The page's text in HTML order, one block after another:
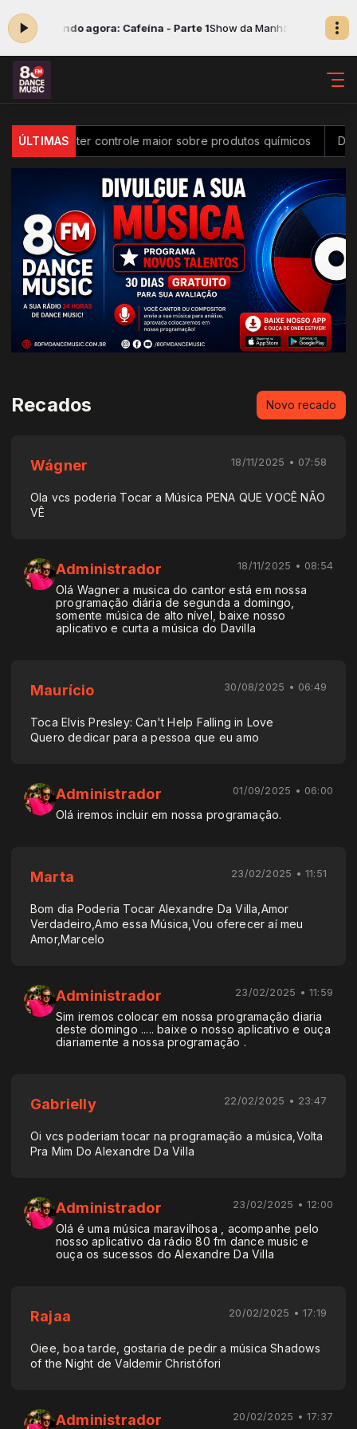
agora: Cafeína - Parte 1 Show da Manhã das 07:00 às 10:00
ÚLTIMAS
controle maior sobre produtos químicos Diversidade na
Recados Novo recado
Wágner 18/11/2025 • 07:58
Ola vcs poderia Tocar a Música PENA QUE VOCÊ NÃO
VÊ
Administrador 18/11/2025 • 08:54
Olá Wagner a musica do cantor está em nossa
programação diária de segunda a domingo,
somente música de alto nível, baixe nosso
aplicativo e curta a música do Davilla
Maurício 30/08/2025 • 06:49
Toca Elvis Presley: Can't Help Falling in Love
Quero dedicar para a pessoa que eu amo
Administrador 01/09/2025 • 06:00
Olá iremos incluir em nossa programação.
Marta 23/02/2025 • 11:51
Bom dia Poderia Tocar Alexandre Da Villa,Amor
Verdadeiro,Amo essa Música,Vou oferecer aí meu
Amor,Marcelo
Administrador 23/02/2025 • 11:59
Sim iremos colocar em nossa programação diaria
deste domingo ..... baixe o nosso aplicativo e ouça
diariamente a nossa programação .
Gabrielly 22/02/2025 • 23:47
Oi vcs poderiam tocar na programação a música,Volta
Pra Mim Do Alexandre Da Villa
Administrador 23/02/2025 • 12:00
Olá é uma música maravilhosa , acompanhe pelo
nosso aplicativo da rádio 80 fm dance music e
ouça os sucessos do Alexandre Da Villa
Rajaa 20/02/2025 • 17:19
Oiee, boa tarde, gostaria de pedir a música Shadows
of the Night de Valdemir Christófori
Administrador 20/02/2025 • 17:37